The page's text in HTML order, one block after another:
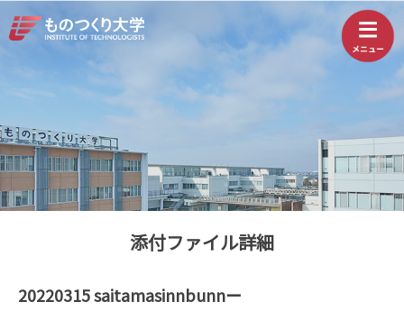
添付ファイル詳細
20220315 saitamasinnbunnー